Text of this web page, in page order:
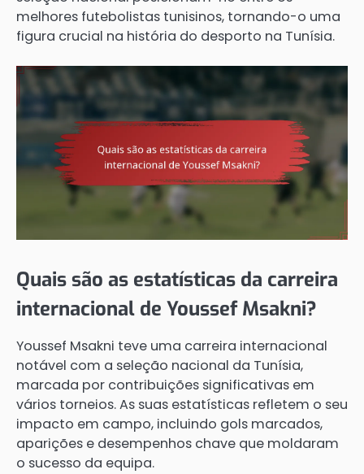
melhores futebolistas tunisinos, tornando-o uma
figura crucial na história do desporto na Tunísia.
Quais são as estatísticas da carreira
internacional de Youssef Msakni?
Youssef Msakni teve uma carreira internacional
notável com a seleção nacional da Tunísia,
marcada por contribuições significativas em
vários torneios. As suas estatísticas refletem o seu
impacto em campo, incluindo gols marcados,
aparições e desempenhos chave que moldaram
o sucesso da equipa.